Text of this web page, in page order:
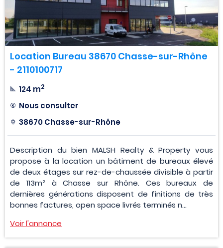
Location Bureau 38670 Chasse-sur-Rhône
- 2110100717
124 m2
Nous consulter
38670 Chasse-sur-Rhône
Description du bien MALSH Realty & Property vous
propose à la location un bâtiment de bureaux élevé
de deux étages sur rez-de-chaussée divisible à partir
de 113m² à Chasse sur Rhône. Ces bureaux de
dernières générations disposent de finitions de très
bonnes factures, open space livrés terminés n...
Voir l'annonce